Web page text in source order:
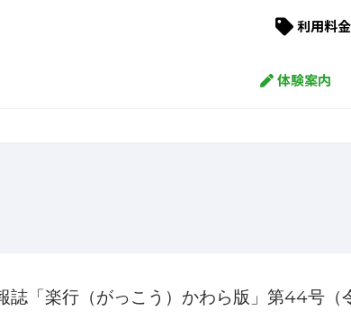
利用料金
体験案内
誌「楽行（がっこう）かわら版」第44号（